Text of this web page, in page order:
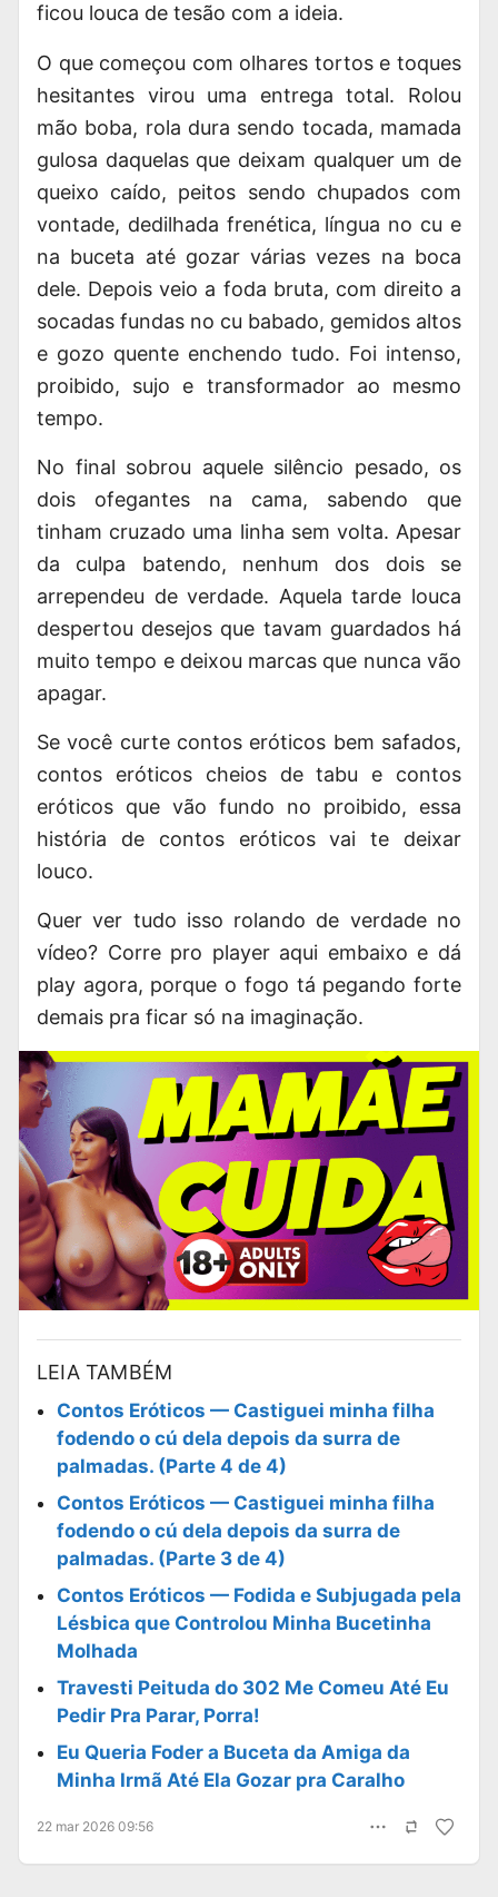
ficou louca de tesão com a ideia.
O que começou com olhares tortos e toques
hesitantes virou uma entrega total. Rolou
mão boba, rola dura sendo tocada, mamada
gulosa daquelas que deixam qualquer um de
queixo caído, peitos sendo chupados com
vontade, dedilhada frenética, língua no cu e
na buceta até gozar várias vezes na boca
dele. Depois veio a foda bruta, com direito a
socadas fundas no cu babado, gemidos altos
e gozo quente enchendo tudo. Foi intenso,
proibido, sujo e transformador ao mesmo
tempo.
No final sobrou aquele silêncio pesado, os
dois ofegantes na cama, sabendo que
tinham cruzado uma linha sem volta. Apesar
da culpa batendo, nenhum dos dois se
arrependeu de verdade. Aquela tarde louca
despertou desejos que tavam guardados há
muito tempo e deixou marcas que nunca vão
apagar.
Se você curte contos eróticos bem safados,
contos eróticos cheios de tabu e contos
eróticos que vão fundo no proibido, essa
história de contos eróticos vai te deixar
louco.
Quer ver tudo isso rolando de verdade no
vídeo? Corre pro player aqui embaixo e dá
play agora, porque o fogo tá pegando forte
demais pra ficar só na imaginação.
LEIA TAMBÉM
Contos Eróticos — Castiguei minha filha
fodendo o cú dela depois da surra de
palmadas. (Parte 4 de 4)
Contos Eróticos — Castiguei minha filha
fodendo o cú dela depois da surra de
palmadas. (Parte 3 de 4)
Contos Eróticos — Fodida e Subjugada pela
Lésbica que Controlou Minha Bucetinha
Molhada
Travesti Peituda do 302 Me Comeu Até Eu
Pedir Pra Parar, Porra!
Eu Queria Foder a Buceta da Amiga da
Minha Irmã Até Ela Gozar pra Caralho
22 mar 2026 09:56